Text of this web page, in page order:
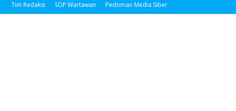
Tim Redaksi SOP Wartawan Pedoman Media Siber